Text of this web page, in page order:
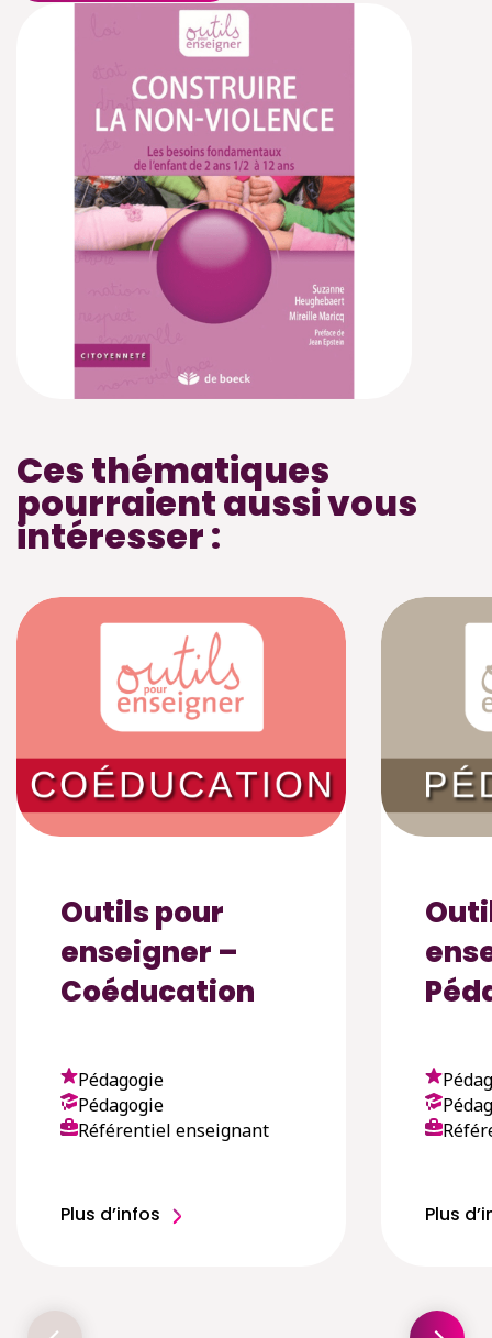
Ces thématiques
pourraient aussi vous
intéresser :
Outils pour
enseigner –
Coéducation
Pédagogie
Pédagogie
Référentiel enseignant
Plus d’infos Plus